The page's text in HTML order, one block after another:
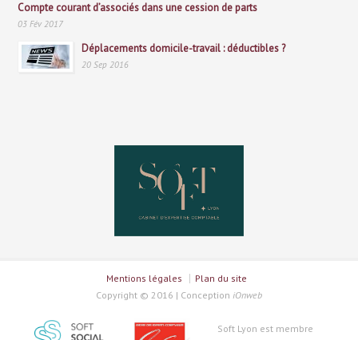
Compte courant d’associés dans une cession de parts
03 Fév 2017
Déplacements domicile-travail : déductibles ?
20 Sep 2016
Mentions légales
Plan du site
Copyright © 2016 | Conception iOnweb
Soft Lyon est membre